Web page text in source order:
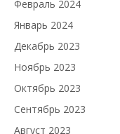
Февраль 2024
Январь 2024
Декабрь 2023
Ноябрь 2023
Октябрь 2023
Сентябрь 2023
Август 2023